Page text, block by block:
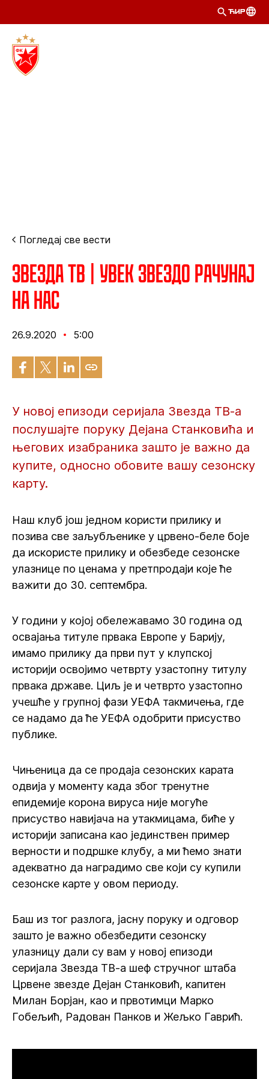
ЋИР
Погледај све вести
Звезда ТВ | Увек Звездо рачунај
на нас
26.9.2020 5:00
У новој епизоди серијала Звезда ТВ-а
послушајте поруку Дејана Станковића и
његових изабраника зашто је важно да
купите, односно обовите вашу сезонску
карту.
Наш клуб још једном користи прилику и
позива све заљубљенике у црвено-беле боје
да искористе прилику и обезбеде сезонске
улазнице по ценама у претпродаји које ће
важити до 30. септембра.
У години у којој обележавамо 30 година од
освајања титуле првака Европе у Барију,
имамо прилику да први пут у клупској
историји освојимо четврту узастопну титулу
првака државе. Циљ је и четврто узастопно
учешће у групној фази УЕФА такмичења, где
се надамо да ће УЕФА одобрити присуство
публике.
Чињеница да се продаја сезонских карата
одвија у моменту када због тренутне
епидемије корона вируса није могуће
присуство навијача на утакмицама, биће у
историји записана као јединствен пример
верности и подршке клубу, а ми ћемо знати
адекватно да наградимо све који су купили
сезонске карте у овом периоду.
Баш из тог разлога, јасну поруку и одговор
зашто је важно обезбедити сезонску
улазницу дали су вам у новој епизоди
серијала Звезда ТВ-а шеф стручног штаба
Црвене звезде Дејан Станковић, капитен
Милан Борјан, као и првотимци Марко
Гобељић, Радован Панков и Жељко Гаврић.